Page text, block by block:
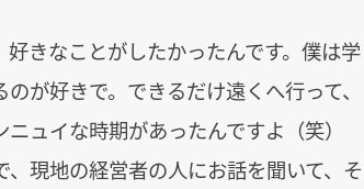
きなことがしたかったんです。僕は学
が好きで。できるだけ遠くへ行って、
ュイな時期があったんですよ（笑）
現地の経営者の人にお話を聞いて、そ